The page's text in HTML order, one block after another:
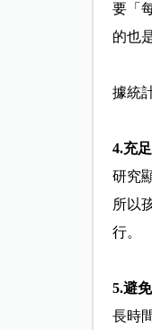
要「
的也
據統
4.充
研究
所以
行。
5.避
長時